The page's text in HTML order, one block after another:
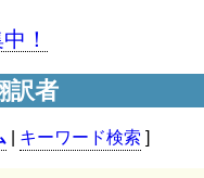
！
訳者
キーワード検索 ]